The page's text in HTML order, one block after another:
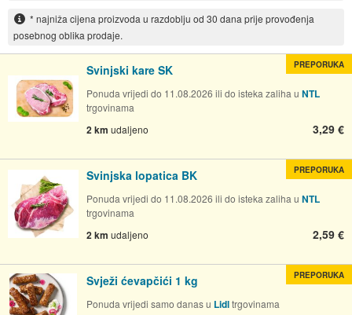
* najniža cijena proizvoda u razdoblju od 30 dana prije provođenja
posebnog oblika prodaje.
Svinjski kare SK
Ponuda vrijedi do 11.08.2026 ili do isteka zaliha u NTL
trgovinama
2 km udaljeno 3,29 €
PREPORUKA
Svinjska lopatica BK
Ponuda vrijedi do 11.08.2026 ili do isteka zaliha u NTL
trgovinama
2 km udaljeno 2,59 €
PREPORUKA
Svježi ćevapčići 1 kg
Ponuda vrijedi samo danas u Lidltrgovinama
PREPORUKA